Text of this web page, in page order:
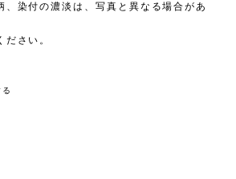
染付の濃淡は、写真と異なる場合があ
さい。